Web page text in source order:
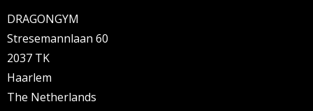
DRAGONGYM
Stresemannlaan 60
2037 TK
Haarlem
The Netherlands